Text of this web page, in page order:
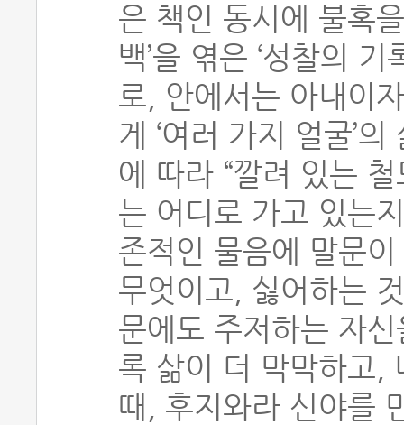
은 책인 동시에 불혹
백’을 엮은 ‘성찰의
로, 안에서는 아내이
게 ‘여러 가지 얼굴’
에 따라 “깔려 있는
는 어디로 가고 있는
존적인 물음에 말문
무엇이고, 싫어하는
문에도 주저하는 자
록 삶이 더 막막하고,
때, 후지와라 신야를